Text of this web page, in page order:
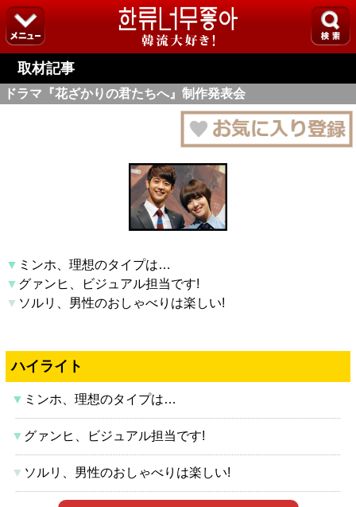
取材記事
ドラマ『花ざかりの君たちへ』制作発表会
▼ ミンホ、理想のタイプは…
▼ グァンヒ、ビジュアル担当です!
▼ ソルリ、男性のおしゃべりは楽しい!
ハイライト
▼ ミンホ、理想のタイプは…
▼ グァンヒ、ビジュアル担当です!
▼ ソルリ、男性のおしゃべりは楽しい!